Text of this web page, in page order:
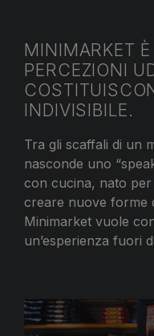
MINIMARKET
PERCEZIONI
INDIVISIBILE.
Tra gli scaffali di un
nasconde uno
con cucina, nato per
creare nuove forme
Minimarket vuole
un’esperienza fuori